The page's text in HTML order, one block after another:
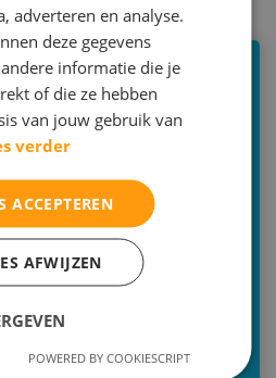
3
| Online | aan huis
adverteren en analyse.
deze gegevens
informatie die je
of die ze hebben
van jouw gebruik van
verder
ACCEPTEREN
AFWIJZEN
POWERED BY COOKIESCRIPT